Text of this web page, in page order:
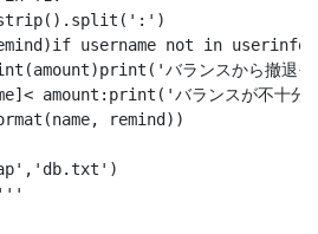
username not in
バランスから撤
amount:print('バランスが不十
remind))